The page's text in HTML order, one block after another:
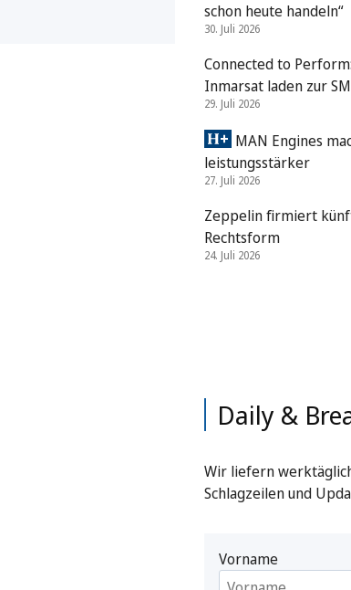
schon heute handeln“
30. Juli 2026
Connected to
Inmarsat laden zur
29. Juli 2026
MAN Engines
leistungsstärker
27. Juli 2026
Zeppelin firmiert
Rechtsform
24. Juli 2026
Daily &
Wir liefern
Schlagzeilen und
Vorname